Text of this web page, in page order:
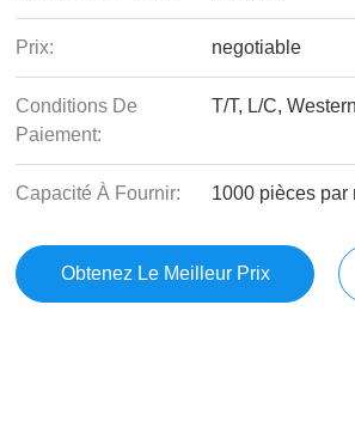
Prix: negotiable
Conditions De
Paiement:
T/T, L/C,
Capacité À Fournir: 1000 pièces par
Obtenez Le Meilleur Prix